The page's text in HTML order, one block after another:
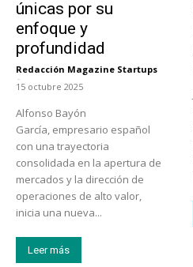
únicas por su
enfoque y
profundidad
Redacción Magazine Startups
-
15 octubre 2025
Alfonso Bayón
García, empresario español
con una trayectoria
consolidada en la apertura de
mercados y la dirección de
operaciones de alto valor,
inicia una nueva...
Leer más